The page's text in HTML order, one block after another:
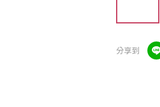
分享到